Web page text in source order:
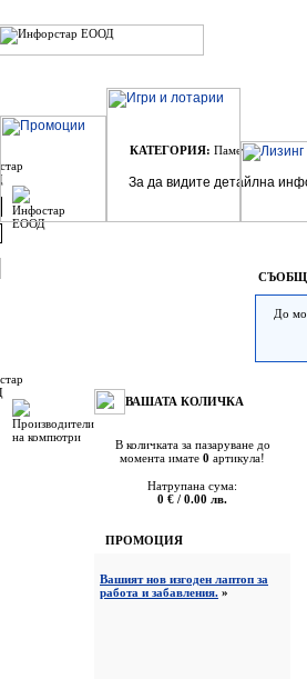
КАТЕГОРИЯ: Памет
За да видите детайлна
До
ВАШАТА КОЛИЧКА
В количката за пазаруване до
момента имате 0 артикула!
Натрупана сума:
0 € / 0.00 лв.
ПРОМОЦИЯ
Вашият нов изгоден лаптоп за
работа и забавления. »